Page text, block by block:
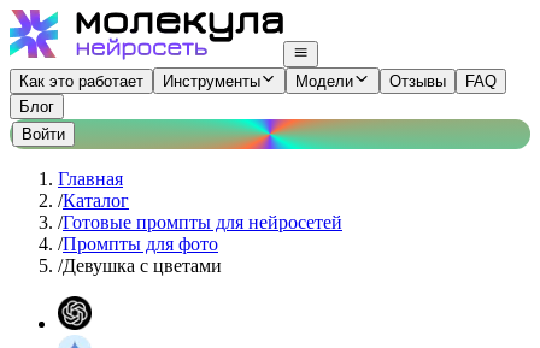
Как это работает Инструменты Модели Отзывы
FAQ
Блог
Войти
Главная
/Каталог
/Готовые промпты для нейросетей
/Промпты для фото
/Девушка с цветами